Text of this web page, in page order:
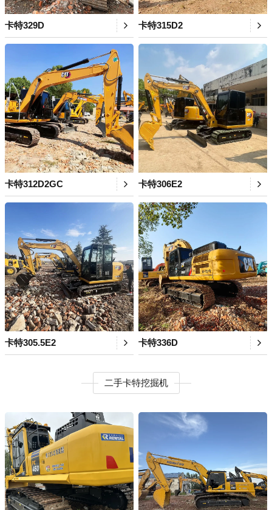
卡特329D 卡特315D2
卡特312D2GC 卡特306E2
卡特305.5E2 卡特336D
二手卡特挖掘机